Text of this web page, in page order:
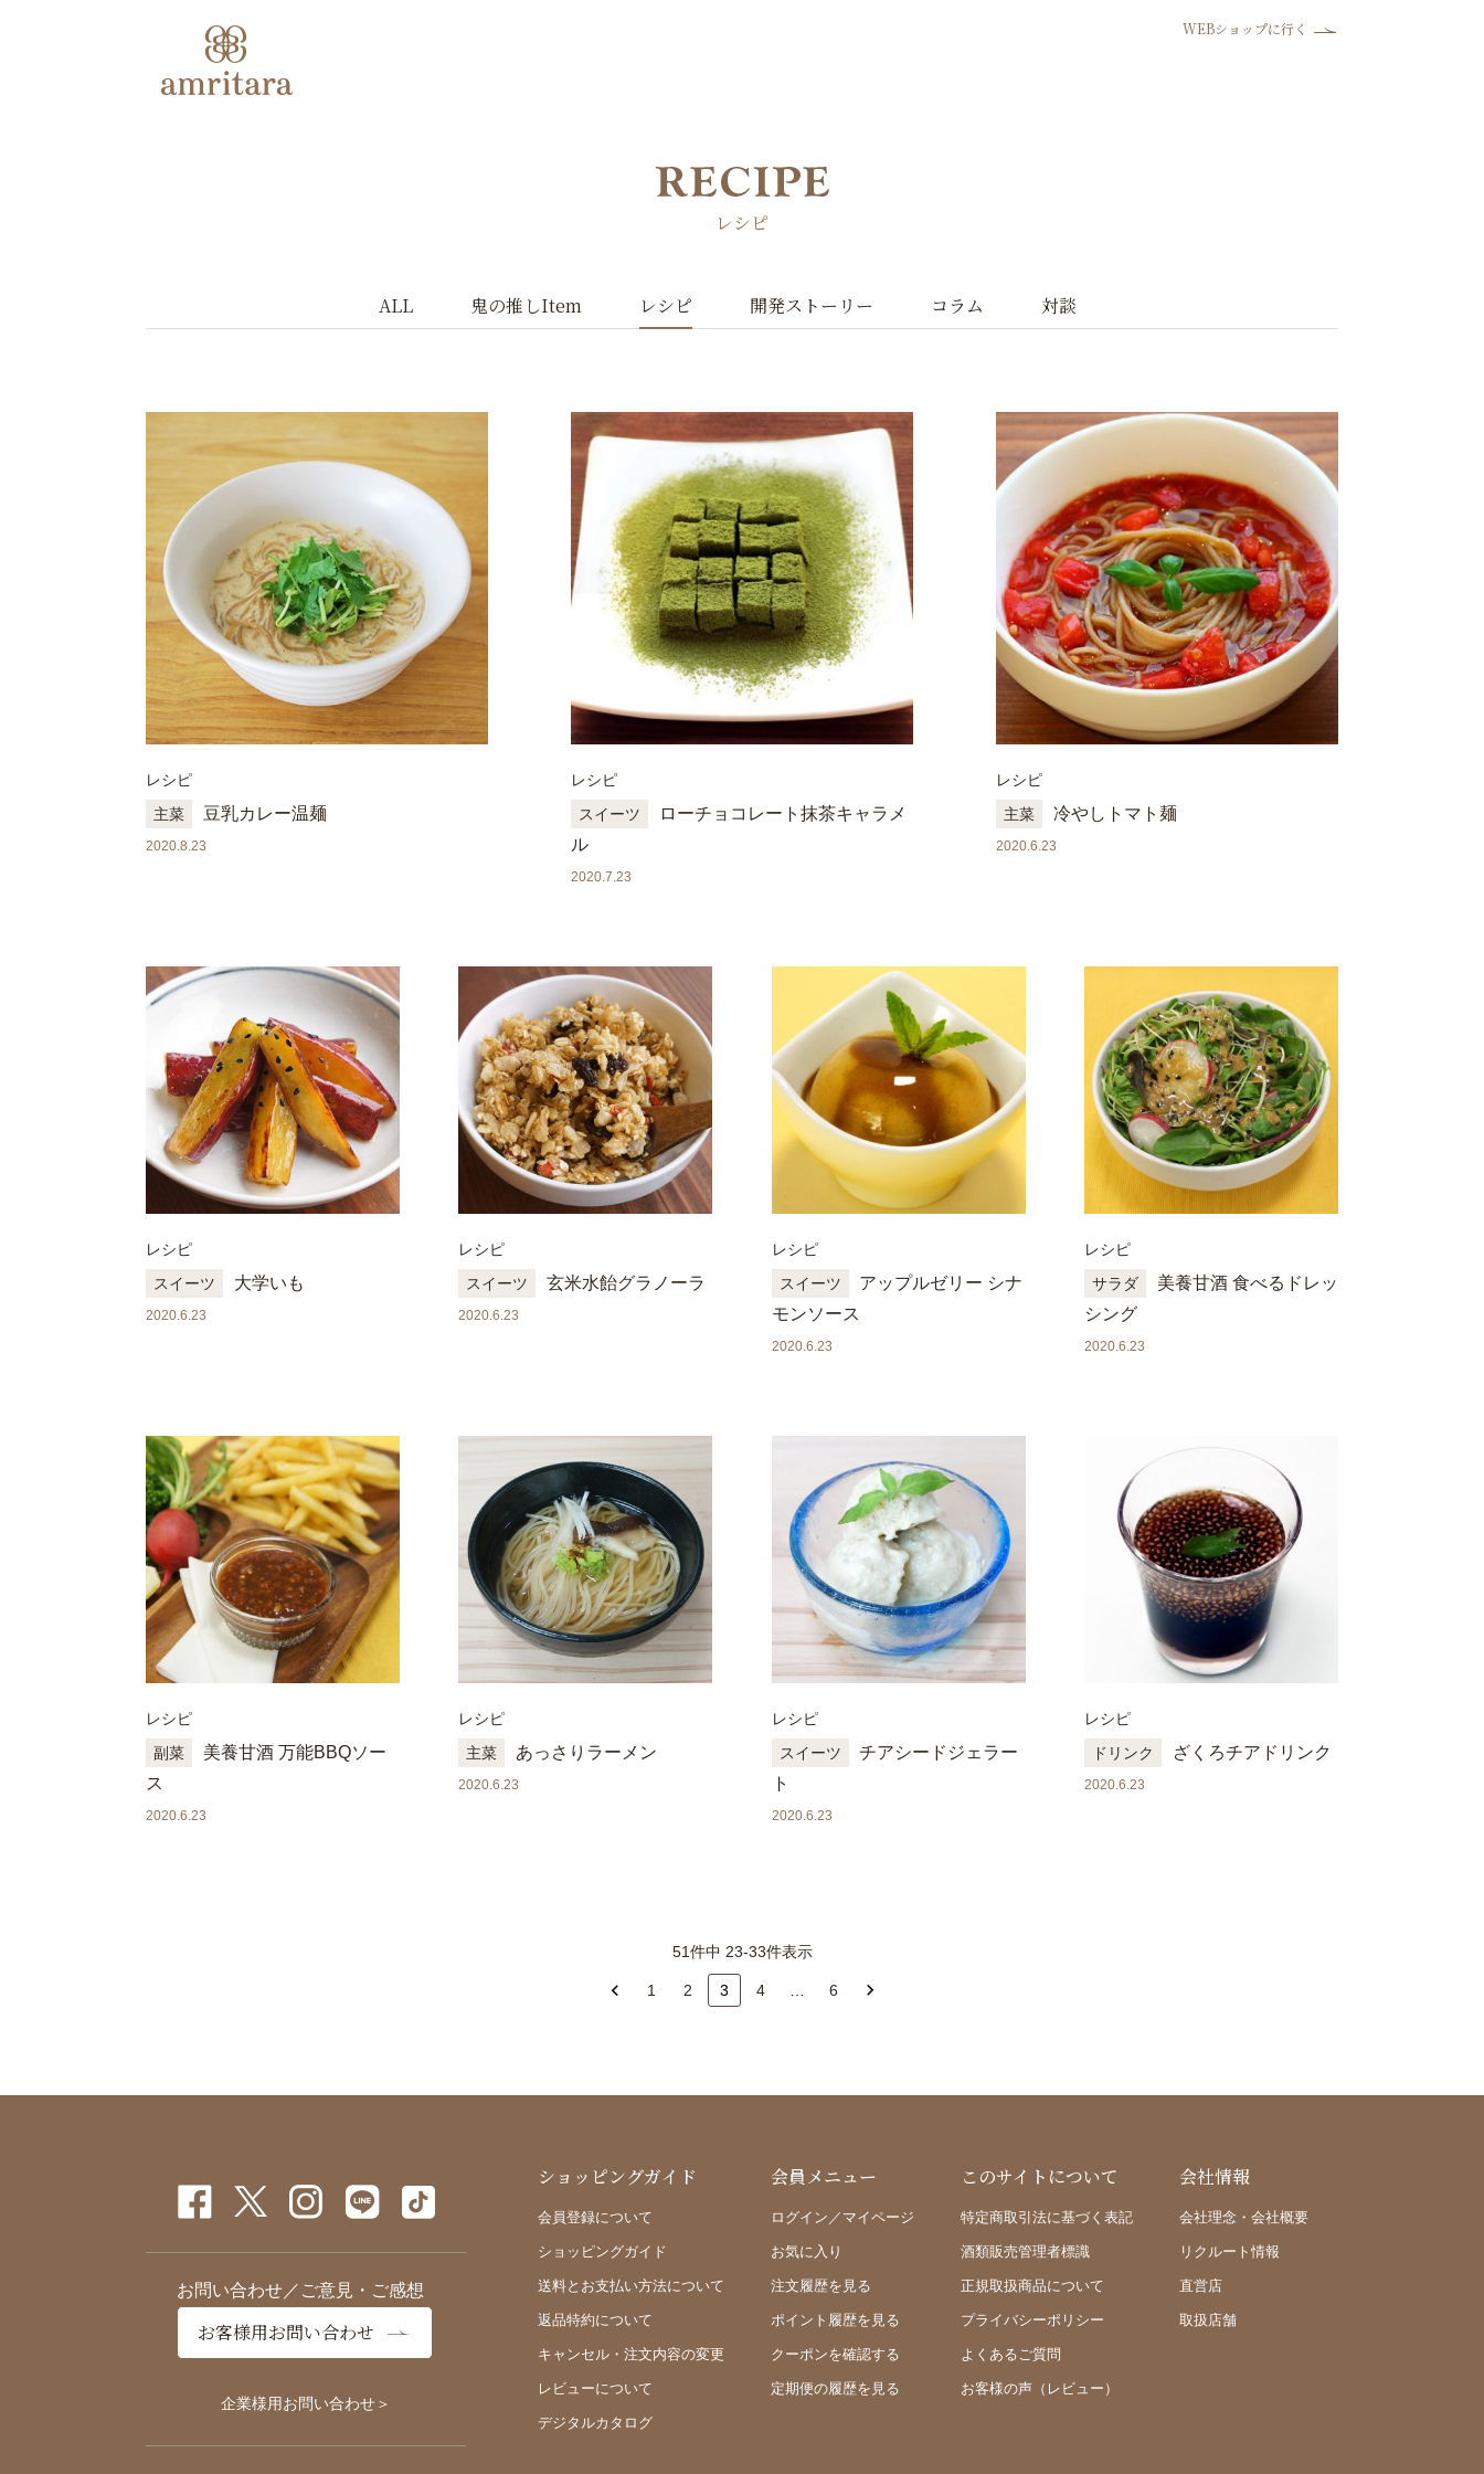
WEBショップに行く
レシピ
ALL 鬼の推しItem レシピ 開発ストーリー コラム 対談
レシピ
主菜
豆乳カレー温麺
2020.8.23
レシピ
スイーツ
ローチョコレート抹茶キャラメ
ル
2020.7.23
レシピ
主菜
冷やしトマト麺
2020.6.23
レシピ
スイーツ
大学いも
2020.6.23
レシピ
スイーツ
玄米水飴グラノーラ
2020.6.23
レシピ
スイーツ
アップルゼリー シナ
モンソース
2020.6.23
レシピ
サラダ
美養甘酒 食べるドレッ
シング
2020.6.23
レシピ
副菜
美養甘酒 万能BBQソー
ス
2020.6.23
レシピ
主菜
あっさりラーメン
2020.6.23
レシピ
スイーツ
チアシードジェラー
ト
2020.6.23
レシピ
ドリンク
ざくろチアドリンク
2020.6.23
51件中 23-33件表示
1 2 3 4 6
お問い合わせ／ご意見・ご感想
お客様用お問い合わせ
企業様用お問い合わせ＞
ショッピングガイド
会員登録について
ショッピングガイド
送料とお支払い方法について
返品特約について
キャンセル・注文内容の変更
レビューについて
デジタルカタログ
会員メニュー
ログイン／マイページ
お気に入り
注文履歴を見る
ポイント履歴を見る
クーポンを確認する
定期便の履歴を見る
このサイトについて
特定商取引法に基づく表記
酒類販売管理者標識
正規取扱商品について
プライバシーポリシー
よくあるご質問
お客様の声（レビュー）
会社情報
会社理念・会社概要
リクルート情報
直営店
取扱店舗